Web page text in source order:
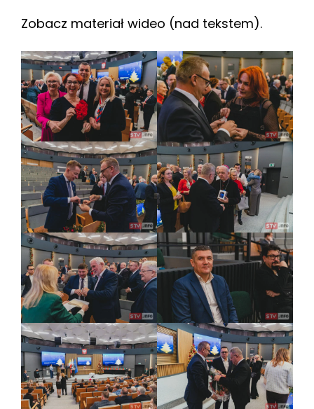
Zobacz materiał wideo (nad tekstem).